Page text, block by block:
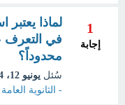
1
إجابة
لماذا
في التعرف
محدوداً؟
سُئل يونيو 12، 2024
- الثانوية العامة